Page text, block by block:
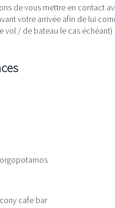
de vous mettre en contact
votre arrivée afin de lui
vol / de bateau le cas
cafe bar